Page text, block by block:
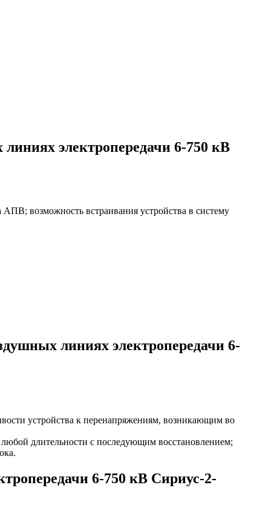
электропередачи 6-750 кВ
возможность встраивания устройства в систему
линиях электропередачи 6-
устройства к перенапряжениям, возникающим во
длительности с последующим восстановлением;
6-750 кВ Сириус-2-